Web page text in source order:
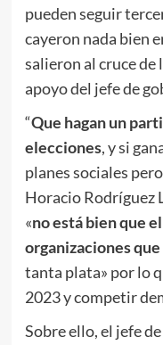
pueden seguir
cayeron nada bien
salieron al cruce
apoyo del jefe de
“Que hagan un
elecciones, y si
planes sociales
Horacio Rodríguez
«no está bien que
organizaciones
tanta plata» por lo
2023 y competir
Sobre ello, el jefe